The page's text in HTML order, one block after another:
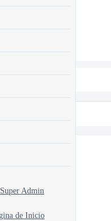
third-party tools
& more
Admin
de Inicio